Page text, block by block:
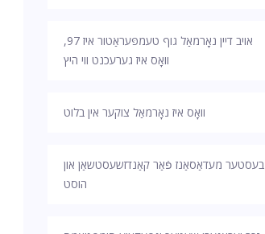
אויב דיין נאָרמאַל גוף טעמפּעראַטור איז 97,
וואָס איז גערעכנט ווי היץ
וואָס איז נאָרמאַל צוקער אין בלוט
בעסטער מעדאַסאַנז פֿאַר קאַנדזשעסטשאַן און
הוסט